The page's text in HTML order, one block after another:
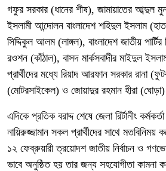
গফুর সরকার (ধানের শীষ), জামায়াতের আব্দুল
ইসলামী আন্দোলন বাংলাদেশ শহিদুল ইসলাম
সিদ্দিকুল আলম (লাঙ্গল), বাংলাদেশ জাতীয়
রওশন (কাঁঠাল), বাসদ মার্কসবাদীর মাইদুল
প্রার্থীদের মধ্যে রিয়াদ আরফান সরকার রানা
(মোটরসাইকেল) ও জোয়াদুর রহমান হীরা
এদিকে প্রতিক বরাদ্দ শেষে জেলা রির্টানীং
নায়িরুজ্জামান সকল প্রার্থীদের সাথে মতবিনিময়
১২ ফেব্রুয়ারী ত্রয়োদশ জাতীয় নির্বাচন ও
ভাবে অনুষ্ঠিত হয় তার জন্য সহযোগীতা কামনা